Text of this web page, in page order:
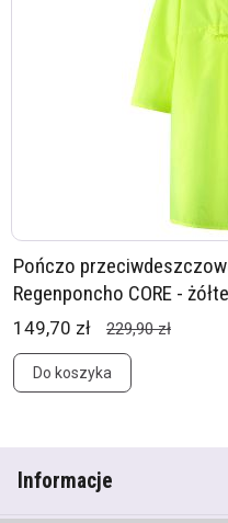
Pończo
Regenponcho CORE -
149,70 zł 229,90 zł
Do koszyka
Informacje